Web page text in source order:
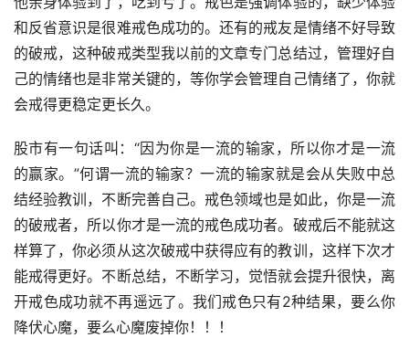
和反省意识是很难戒色成功的。还有的戒友是情绪不好导致
的破戒，这种破戒类型我以前的文章专门总结过，管理好自
己的情绪也是非常关键的，等你学会管理自己情绪了，你就
会戒得更稳定更长久。
股市有一句话叫：“因为你是一流的输家，所以你才是一流
的赢家。”何谓一流的输家？一流的输家就是会从失败中总
结经验教训，不断完善自己。戒色领域也是如此，你是一流
的破戒者，所以你才是一流的戒色成功者。破戒后不能就这
样算了，你必须从这次破戒中获得应有的教训，这样下次才
能戒得更好。不断总结，不断学习，觉悟就会提升很快，离
开戒色成功就不再遥远了。我们戒色只有2种结果，要么你
降伏心魔，要么心魔废掉你！！！